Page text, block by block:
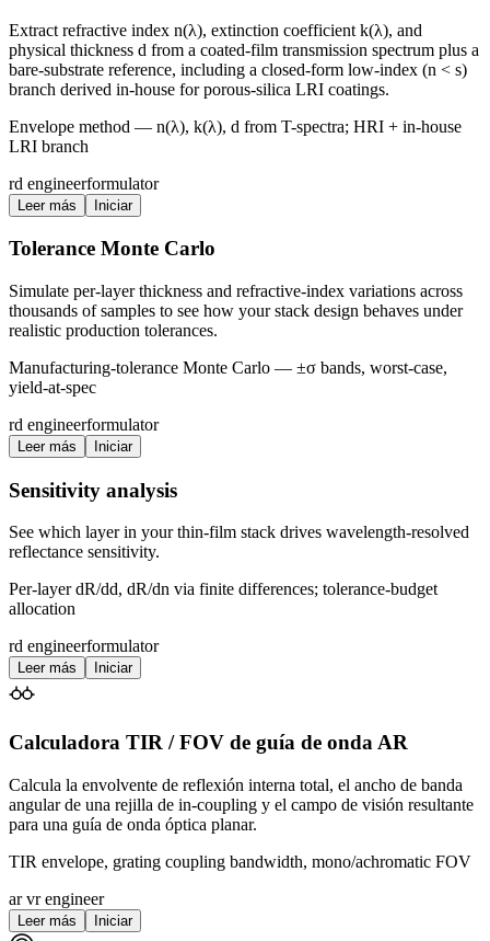
Extract refractive index n(λ), extinction coefficient k(λ), and
physical thickness d from a coated-film transmission spectrum plus a
bare-substrate reference, including a closed-form low-index (n < s)
branch derived in-house for porous-silica LRI coatings.
Envelope method — n(λ), k(λ), d from T-spectra; HRI + in-house
LRI branch
rd engineerformulator
Leer más Iniciar
Tolerance Monte Carlo
Simulate per-layer thickness and refractive-index variations across
thousands of samples to see how your stack design behaves under
realistic production tolerances.
Manufacturing-tolerance Monte Carlo — ±σ bands, worst-case,
yield-at-spec
rd engineerformulator
Leer más Iniciar
Sensitivity analysis
See which layer in your thin-film stack drives wavelength-resolved
reflectance sensitivity.
Per-layer dR/dd, dR/dn via finite differences; tolerance-budget
allocation
rd engineerformulator
Leer más Iniciar
Calculadora TIR / FOV de guía de onda AR
Calcula la envolvente de reflexión interna total, el ancho de banda
angular de una rejilla de in-coupling y el campo de visión resultante
para una guía de onda óptica planar.
TIR envelope, grating coupling bandwidth, mono/achromatic FOV
ar vr engineer
Leer más Iniciar